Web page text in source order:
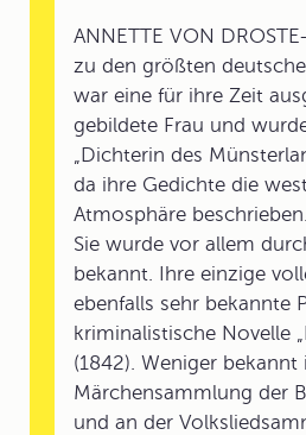
ANNETTE VON
zu den größten
war eine für ihre Zeit
gebildete Frau und
„Dichterin des
da ihre Gedichte die
Atmosphäre beschrieben.
Sie wurde vor allem
bekannt. Ihre einzige
ebenfalls sehr bekannte
kriminalistische Novelle
(1842). Weniger bekannt
Märchensammlung der
und an der